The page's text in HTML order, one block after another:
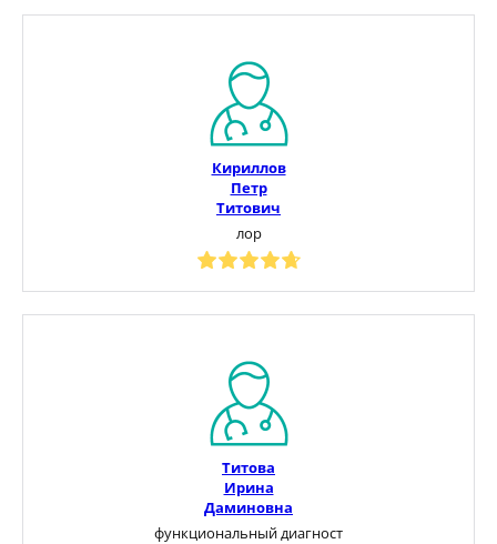
Кириллов
Петр
Титович
лор
Титова
Ирина
Даминовна
функциональный диагност